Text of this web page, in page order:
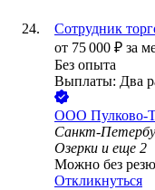
Сотрудник
от 75 000 ₽ за
Без опыта
Выплаты: Два
ООО Пулково-
Санкт-
Озерки и еще 2
Можно без
Откликнуться